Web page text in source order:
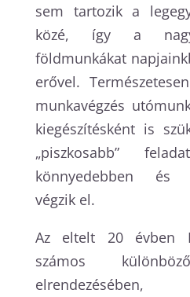
sem tartozik a
közé, így a
földmunkákat
erővel.
munkavégzés
kiegészítésként is
„piszkosabb”
könnyedebben és
végzik el.
Az eltelt 20 évben
számos
elrendezésében,